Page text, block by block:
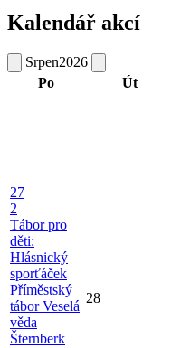
Kalendář akcí
Srpen2026
Po
Út
27
2
Tábor pro
děti:
Hlásnický
sporťáček
Příměstský
tábor Veselá
věda
Šternberk
28